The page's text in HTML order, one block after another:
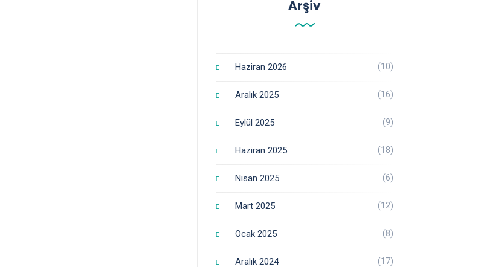
Arşiv
Haziran 2026 (10)
Aralık 2025 (16)
Eylül 2025 (9)
Haziran 2025 (18)
Nisan 2025 (6)
Mart 2025 (12)
Ocak 2025 (8)
Aralık 2024 (17)